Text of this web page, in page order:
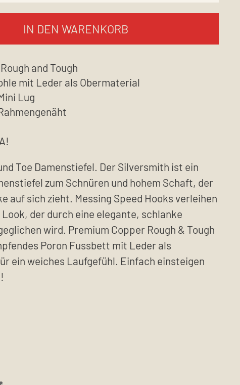
IN DEN WARENKORB
and Tough
mit Leder als Obermaterial
Lug
Toe Damenstiefel. Der Silversmith ist ein
zum Schnüren und hohem Schaft, der
auf sich zieht. Messing Speed Hooks verleihen
der durch eine elegante, schlanke
wird. Premium Copper Rough & Tough
Poron Fussbett mit Leder als
ein weiches Laufgefühl. Einfach einsteigen